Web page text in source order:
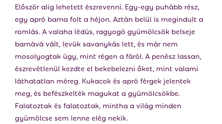
Először alig lehetett észrevenni. Egy-egy puhább rész,
egy apró barna folt a héjon. Aztán belül is megindult a
romlás. A valaha lédús, ragyogó gyümölcsök belseje
barnává vált, levük savanykás lett, és már nem
mosolyogtak úgy, mint régen a fáról. A penész lassan,
észrevétlenül kezdte el bekebelezni őket, mint valami
láthatatlan méreg. Kukacok és apró férgek jelentek
meg, és befészkelték magukat a gyümölcsökbe.
Falatoztak és falatoztak, mintha a világ minden
gyümölcse sem lenne elég nekik.